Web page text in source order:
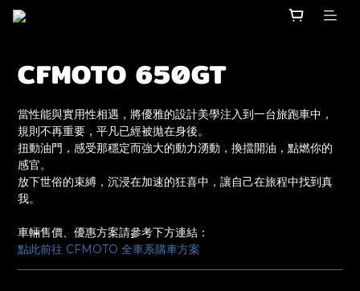
CFMOTO 650GT
當性能與實用性相遇，將優雅的設計美學注入到一台旅跑車中，
規則不再重要，平凡已經被拋在身後。
扭動油門，感受那穩定而強大的動力湧動，換擋開油，點燃你的
感官。
放下世俗的束縛，沉浸在加速的狂喜中，讓自己在旅程中找到真
我。
車輛售價、優惠方案請參考下方連結：
點此前往 CFMOTO 全車系購車方案